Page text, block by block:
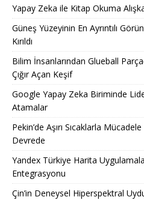
Yapay Zeka ile Kitap Okuma
Güneş Yüzeyinin En Ayrıntılı
Kırıldı
Bilim İnsanlarından Glueball
Çığır Açan Keşif
Google Yapay Zeka Biriminde
Atamalar
Pekin’de Aşırı Sıcaklarla
Devrede
Yandex Türkiye Harita
Entegrasyonu
Çin’in Deneysel Hiperspektral